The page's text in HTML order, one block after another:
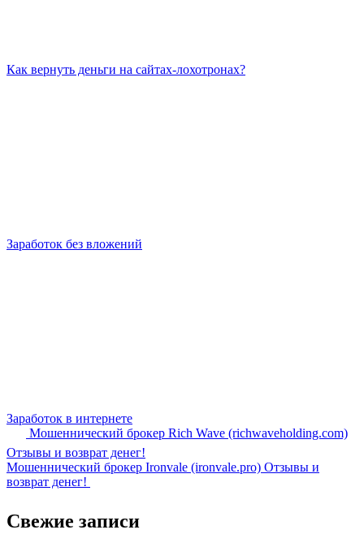
Как вернуть деньги на сайтах-лохотронах?
Заработок без вложений
Заработок в интернете
Мошеннический брокер Rich Wave (richwaveholding.com)
Отзывы и возврат денег!
Мошеннический брокер Ironvale (ironvale.pro) Отзывы и
возврат денег!
Свежие записи